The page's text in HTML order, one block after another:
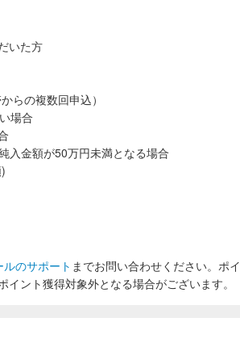
いた方
らの複数回申込）
場合
入金額が50万円未満となる場合
のサポート までお問い合わせください。ポイ
ント獲得対象外となる場合がございます。